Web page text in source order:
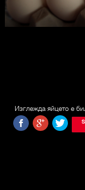
Изглежда яйцето е